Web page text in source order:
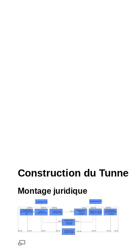
Construction du Tunnel
Montage juridique